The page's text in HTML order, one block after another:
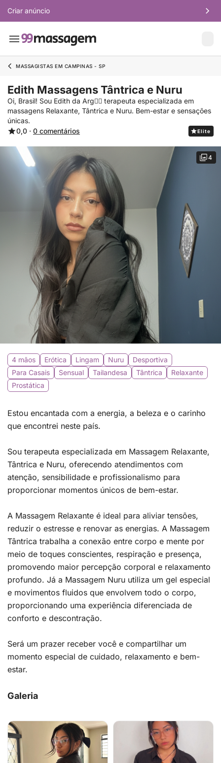
Criar anúncio
MASSAGISTAS EM CAMPINAS - SP
Edith Massagens Tântrica e Nuru
Oi, Brasil! Sou Edith da Arg❤️‍🔥 terapeuta especializada em
massagens Relaxante, Tântrica e Nuru. Bem-estar e sensações
únicas.
0,0 · 0 comentários Elite
4
4 mãos Erótica Lingam Nuru
Desportiva
Para Casais
Sensual Tailandesa Tântrica
Relaxante
Prostática
Estou encantada com a energia, a beleza e o carinho
que encontrei neste país.
Sou terapeuta especializada em Massagem Relaxante,
Tântrica e Nuru, oferecendo atendimentos com
atenção, sensibilidade e profissionalismo para
proporcionar momentos únicos de bem-estar.
A Massagem Relaxante é ideal para aliviar tensões,
reduzir o estresse e renovar as energias. A Massagem
Tântrica trabalha a conexão entre corpo e mente por
meio de toques conscientes, respiração e presença,
promovendo maior percepção corporal e relaxamento
profundo. Já a Massagem Nuru utiliza um gel especial
e movimentos fluidos que envolvem todo o corpo,
proporcionando uma experiência diferenciada de
conforto e descontração.
Será um prazer receber você e compartilhar um
momento especial de cuidado, relaxamento e bem-
estar.
Galeria